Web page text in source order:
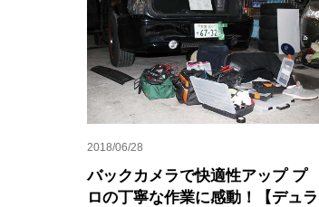
2018/06/28
バックカメラで快適性アップ プ
ロの丁寧な作業に感動！【デュラ